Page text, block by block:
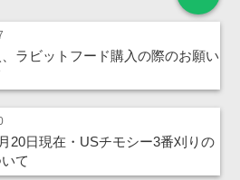
ラビットフード購入の際のお願い
20日現在・USチモシー3番刈りの
て